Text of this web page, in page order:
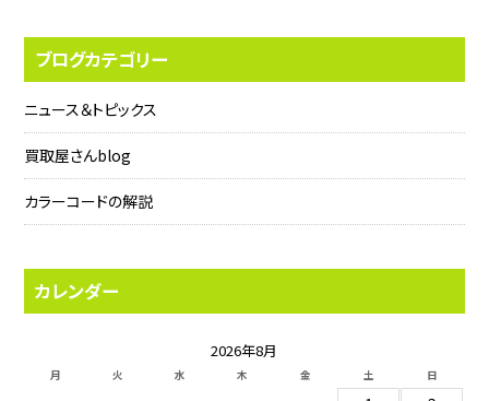
ブログカテゴリー
ニュース＆トピックス
買取屋さんblog
カラーコードの解説
カレンダー
2026年8月
月 火 水 木 金 土 日